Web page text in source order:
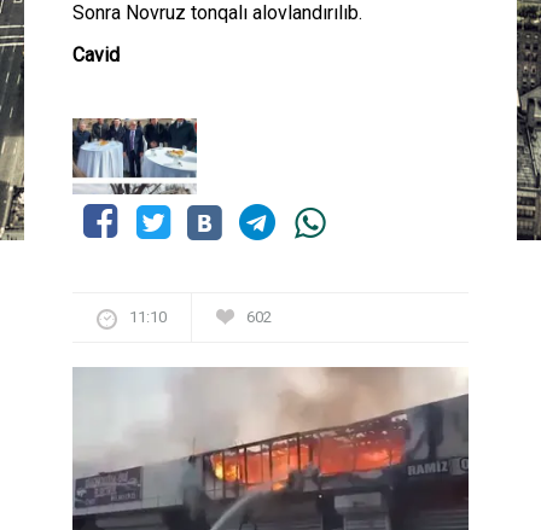
Sonra Novruz tonqalı alovlandırılıb.
Cavid
11:10 602